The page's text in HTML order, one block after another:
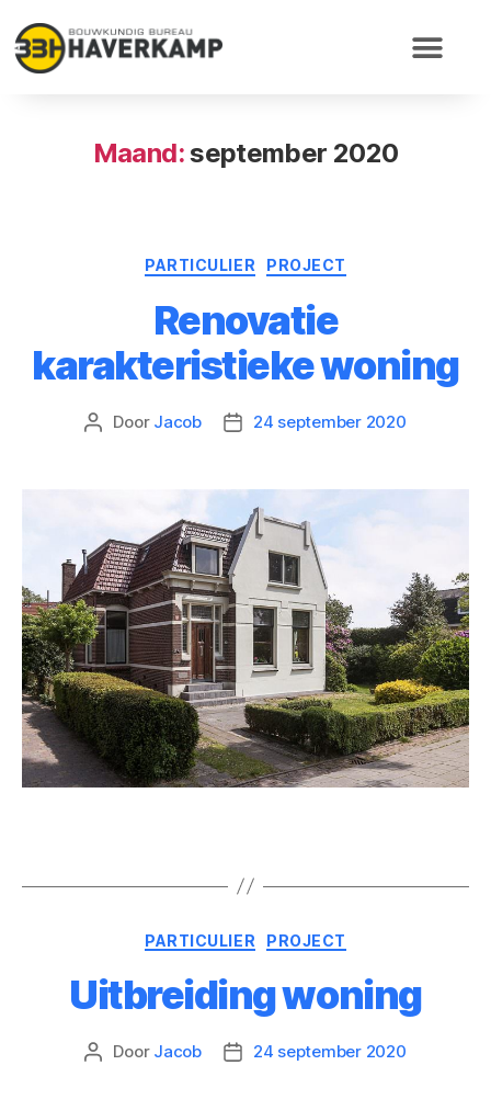
Maand:september 2020
PARTICULIER PROJECT
Renovatie
karakteristieke woning
Door Jacob 24 september 2020
PARTICULIER PROJECT
Uitbreiding woning
Door Jacob 24 september 2020